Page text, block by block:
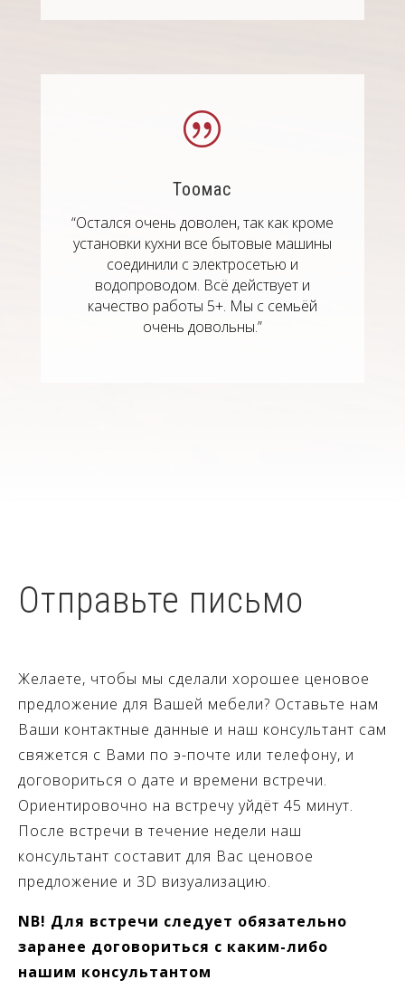
|
Тоомас
“Остался очень доволен, так как кроме
установки кухни все бытовые машины
соединили с электросетью и
водопроводом. Всё действует и
качество работы 5+. Мы с семьёй
очень довольны.”
Отправьте письмо
Желаете, чтобы мы сделали хорошее ценовое
предложение для Вашей мебели? Оставьте нам
Ваши контактные данные и наш консультант сам
свяжется с Вами по э-почте или телефону, и
договориться о дате и времени встречи.
Ориентировочно на встречу уйдёт 45 минут.
После встречи в течение недели наш
консультант составит для Вас ценовое
предложение и 3D визуализацию.
NB! Для встречи следует обязательно
заранее договориться с каким-либо
нашим консультантом